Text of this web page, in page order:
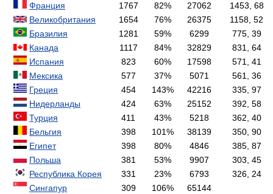
Франция
1767 82% 27062
1453, 68
Великобритания
1654 76% 26375
1158, 52
Бразилия
1281 59% 6299
775, 39
Канада
1117 84% 32829
831, 64
Испания
823 60% 17598
571, 41
Мексика
577 37% 5071
561, 36
Греция
454 143% 42216
335, 97
Нидерланды
424 63% 25152
392, 58
Турция
411 43% 5218
362, 40
Бельгия
398 101% 38139
350, 90
Египет
398 80% 4846
385, 87
Польша
381 53% 9907
303, 45
Республика Корея
331 23% 6793
326, 24
Сингапур
309 106%
65144